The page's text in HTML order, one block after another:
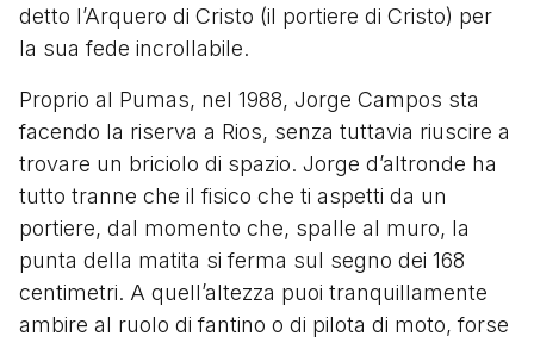
detto l’Arquero di Cristo (il portiere di Cristo) per
la sua fede incrollabile.
Proprio al Pumas, nel 1988, Jorge Campos sta
facendo la riserva a Rios, senza tuttavia riuscire a
trovare un briciolo di spazio. Jorge d’altronde ha
tutto tranne che il fisico che ti aspetti da un
portiere, dal momento che, spalle al muro, la
punta della matita si ferma sul segno dei 168
centimetri. A quell’altezza puoi tranquillamente
ambire al ruolo di fantino o di pilota di moto, forse